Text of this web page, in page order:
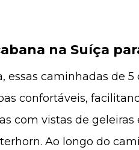
na Suíça
caminhadas de
confortáveis,
com vistas de
Ao longo do